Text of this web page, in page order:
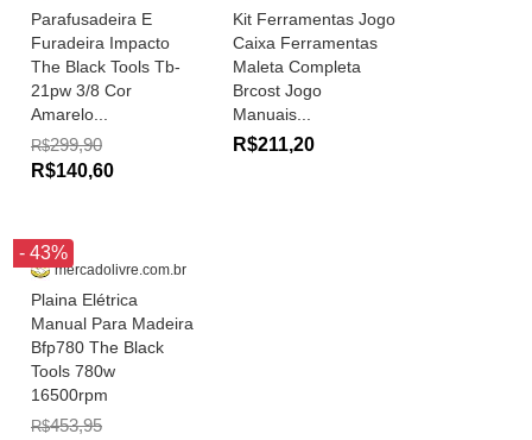
Parafusadeira E
Furadeira Impacto
The Black Tools Tb-
21pw 3/8 Cor
Amarelo...
R$299,90
R$140,60
Kit Ferramentas Jogo
Caixa Ferramentas
Maleta Completa
Brcost Jogo
Manuais...
R$211,20
- 43%
mercadolivre.com.br
Plaina Elétrica
Manual Para Madeira
Bfp780 The Black
Tools 780w
16500rpm
R$453,95